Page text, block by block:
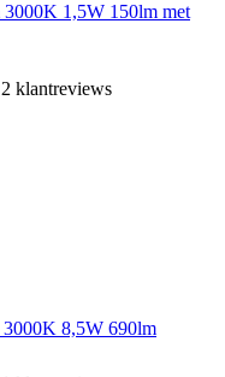
1,5W 150lm met
klantreviews
8,5W 690lm